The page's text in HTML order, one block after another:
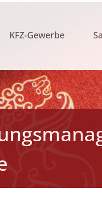
KFZ-Gewerbe